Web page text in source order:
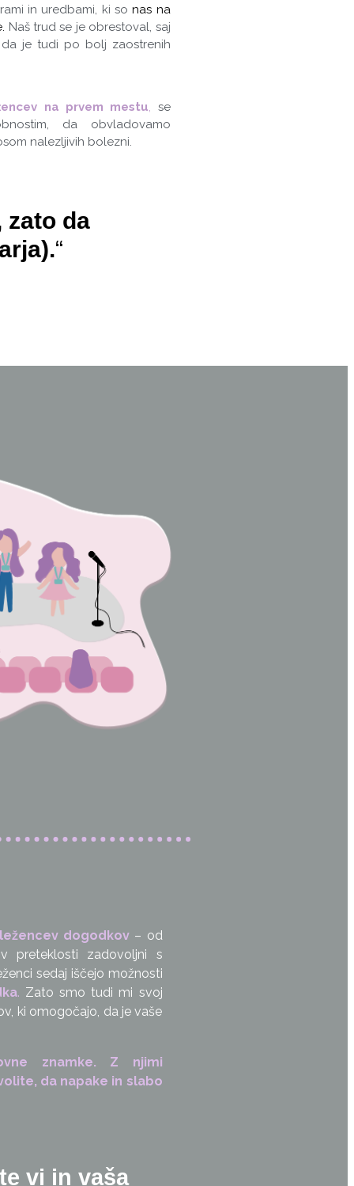
in uredbami, ki sonas na
. Naš trud se je obrestoval, saj
da je tudi po bolj zaostrenih
na prvem mestu, se
da obvladovamo
nalezljivih bolezni.
zato da
“
dogodkov – od
preteklosti zadovoljni s
sedaj iščejo možnosti
. Zato smo tudi mi svoj
ki omogočajo, da je vaše
znamke. Z njimi
da napake in slabo
vi in vaša